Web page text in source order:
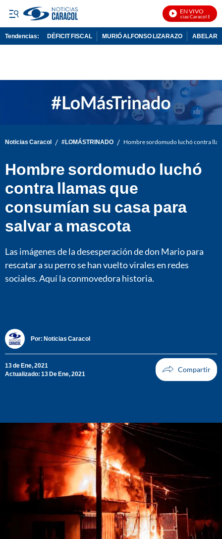
EN VIVO
Noticias Caracol En Vivo
Tendencias: DÉFICIT FISCAL MURIÓ ALFONSO LIZARAZO
Noticias Caracol / #LOMÁSTRINADO / Hombre sordomudo luchó contra
Hombre sordomudo luchó
contra llamas que
consumían su casa para
salvar a mascota
Las imágenes de la desesperación de don Mario para
rescatar a su perro se han vuelto virales en redes
sociales. Aquí la conmovedora historia.
Por: Noticias Caracol
13 de Ene, 2021
Actualizado: 13 De Ene, 2021